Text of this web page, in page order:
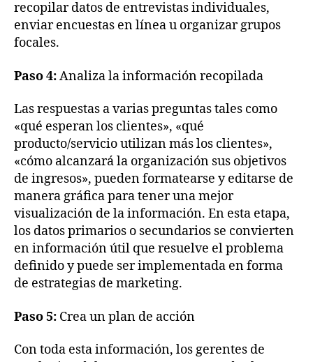
recopilar datos de entrevistas individuales,
enviar encuestas en línea u organizar grupos
focales.
Paso 4:Analiza la información recopilada
Las respuestas a varias preguntas tales como
«qué esperan los clientes», «qué
producto/servicio utilizan más los clientes»,
«cómo alcanzará la organización sus objetivos
de ingresos», pueden formatearse y editarse de
manera gráfica para tener una mejor
visualización de la información. En esta etapa,
los datos primarios o secundarios se convierten
en información útil que resuelve el problema
definido y puede ser implementada en forma
de estrategias de marketing.
Paso 5: Crea un plan de acción
Con toda esta información, los gerentes de